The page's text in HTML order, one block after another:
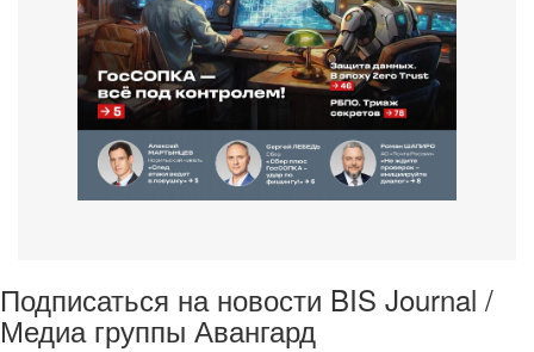
Подписаться на новости BIS Journal /
Медиа группы Авангард